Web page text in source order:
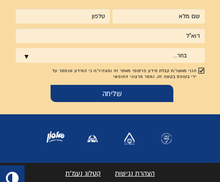
שם
מלא
טלפון
אימייל
בחר...
הנני מאשר/ת קבלת מידע פרסומי מאתר זה ומצהיר/ה כי המידע שנמסר על
ידי בטופס בקשה זה, נמסר מרצוני החופשי
הצהרת נגישות קטלוג נעמ"ת